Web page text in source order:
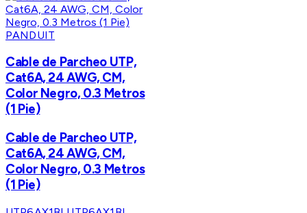
PANDUIT
Cable de Parcheo UTP,
Cat6A, 24 AWG, CM,
Color Negro, 0.3 Metros
(1 Pie)
Cable de Parcheo UTP,
Cat6A, 24 AWG, CM,
Color Negro, 0.3 Metros
(1 Pie)